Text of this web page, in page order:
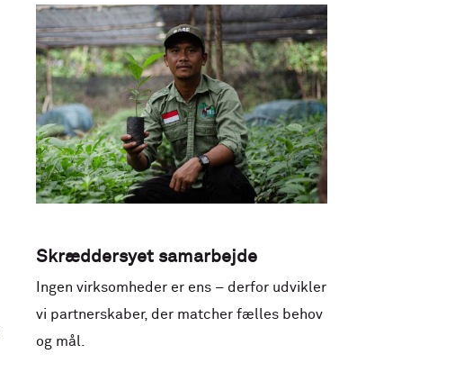
Skræddersyet samarbejde
Ingen virksomheder er ens – derfor udvikler
vi partnerskaber, der matcher fælles behov
og mål.